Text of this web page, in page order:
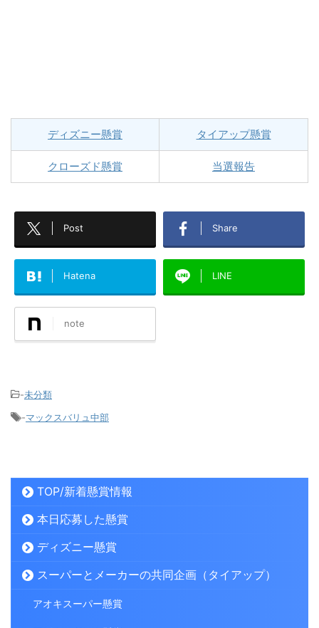
ディズニー懸賞 タイアップ懸賞
クローズド懸賞 当選報告
Post Share
Hatena LINE
note
-未分類
-マックスバリュ中部
TOP/新着懸賞情報
本日応募した懸賞
ディズニー懸賞
スーパーとメーカーの共同企画（タイアップ）
アオキスーパー懸賞